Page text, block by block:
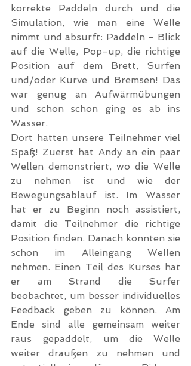
korrekte Paddeln durch und die
Simulation, wie man eine Welle
nimmt und absurft: Paddeln - Blick
auf die Welle, Pop-up, die richtige
Position auf dem Brett, Surfen
und/oder Kurve und Bremsen! Das
war genug an Aufwärmübungen
und schon schon ging es ab ins
Wasser.
Dort hatten unsere Teilnehmer viel
Spaß! Zuerst hat Andy an ein paar
Wellen demonstriert, wo die Welle
zu nehmen ist und wie der
Bewegungsablauf ist. Im Wasser
hat er zu Beginn noch assistiert,
damit die Teilnehmer die richtige
Position finden. Danach konnten sie
schon im Alleingang Wellen
nehmen. Einen Teil des Kurses hat
er am Strand die Surfer
beobachtet, um besser individuelles
Feedback geben zu können. Am
Ende sind alle gemeinsam weiter
raus gepaddelt, um die Welle
weiter draußen zu nehmen und